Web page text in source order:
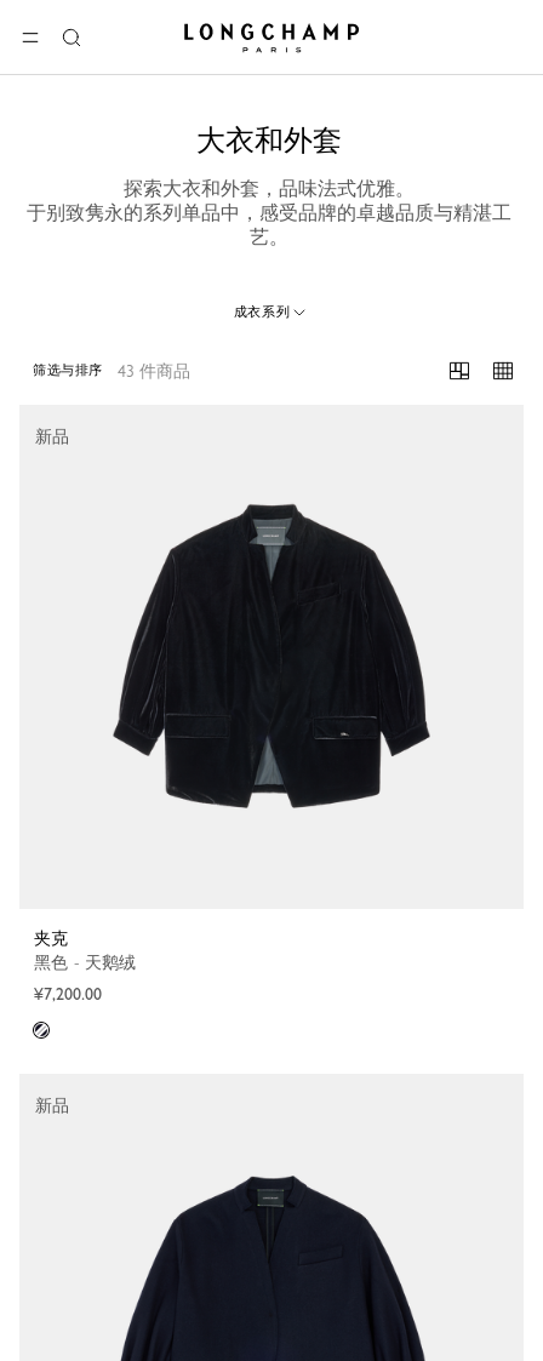
选单
搜
索
Longchamp - 主页
大衣和外套
探索大衣和外套，品味法式优雅。
于别致隽永的系列单品中，感受品牌的卓越品质与精湛工
艺。
成衣系列
43 件商品
筛选与排序
夹克
黑色 - 天鹅绒
¥7,200.00
新品
新品